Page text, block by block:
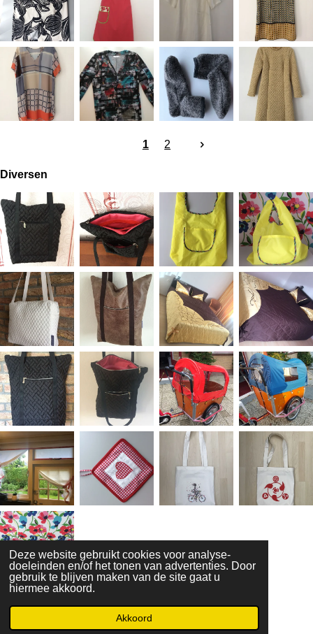
Deze website gebruikt cookies voor analyse-
doeleinden en/of het tonen van advertenties. Door
gebruik te blijven maken van de site gaat u
hiermee akkoord.
Akkoord
1 2
Diversen
© 2016 - 2026 NAAILESSEN elenadieleman.nl